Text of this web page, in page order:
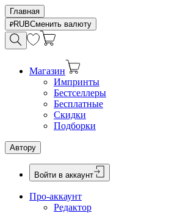
Главная
RUBСменить валюту
Магазин
Импринты
Бестселлеры
Бесплатные
Скидки
Подборки
Автору
Войти в аккаунт
Про-аккаунт
Редактор